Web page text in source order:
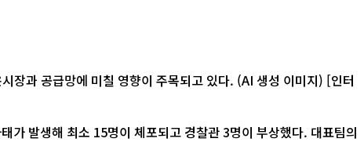
공급망에 미칠 영향이 주목되고 있다. (AI 생성 이미지) [인터
가 발생해 최소 15명이 체포되고 경찰관 3명이 부상했다. 대표팀의